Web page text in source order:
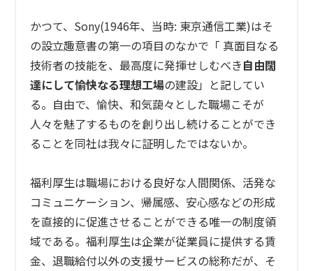
かつて、 Sony(1946年、当時: 東京通信工業)はそ
の設立趣意書の第一の項目のなかで「 真面目なる
技術者の技能を、最高度に発揮せしむべき自由闊
達にして愉快なる理想工場の建設」と記してい
る。自由で、愉快、和気藹々とした職場こそが
人々を魅了するものを創り出し続けることができ
ることを同社は我々に証明したではないか。
福利厚生は職場における良好な人間関係、活発な
コミュニケーション、帰属感、安心感などの形成
を直接的に促進させることができる唯一の制度領
域である。福利厚生は企業が従業員に提供する賃
金、退職給付以外の支援サービスの総称だが、そ